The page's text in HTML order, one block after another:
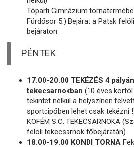
Tóparti Gimnázium
Fürdősor 5.) Bejárat a Patak
bejáraton
PÉNTEK
17.00-20.00 TEKÉZÉS 4
tekecsarnokban (10 éves
tekintet nélkül a helyszínen
sportcipőben lehet csak tekézni
KÖFÉM S.C. TEKECSARNOKA
felöli tekecsarnok főbejáratán)
18.00-19.00 KONDI TORNA